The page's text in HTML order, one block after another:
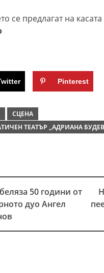
се предлагат на
Pinterest
СЦЕНА
ТЕАТЪР „АДРИАНА
50 години от
дуо Ангел